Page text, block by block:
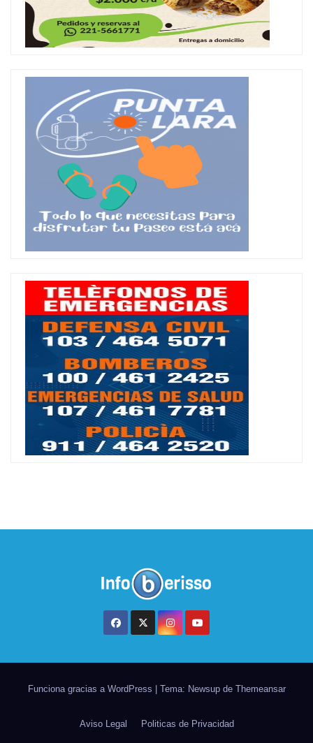
Funciona gracias a WordPress | Tema: Newsup de Themeansar
Aviso Legal Politicas de Privacidad